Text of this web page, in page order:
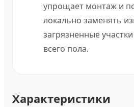
упрощает монтаж и
локально заменять
загрязненные
всего пола.
Характеристики